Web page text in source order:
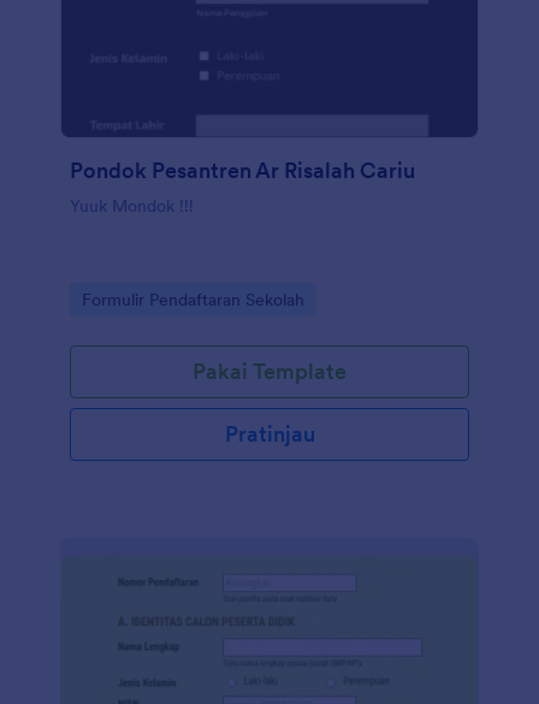
Pondok Pesantren Ar Risalah Cariu
Yuuk Mondok !!!
Go to Category:
Formulir Pendaftaran Sekolah
Pakai Template
Pratinjau